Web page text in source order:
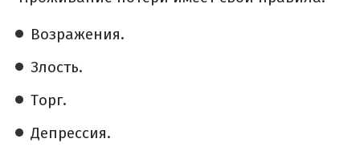
Возражения.
Злость.
Торг.
Депрессия.